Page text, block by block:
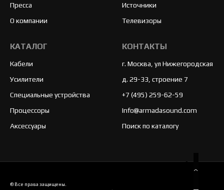
Пресса
О компании
Источники
Телевизоры
КАТАЛОГ
Кабели
Усилители
Специальные устройства
Процессоры
Аксессуары
КОНТАКТЫ
г. Москва, ул Нижегородская
д. 29-33, строение 7
+7 (495) 259-62-59
Info@armadasound.com
Поиск по каталогу
© Все права защищены.